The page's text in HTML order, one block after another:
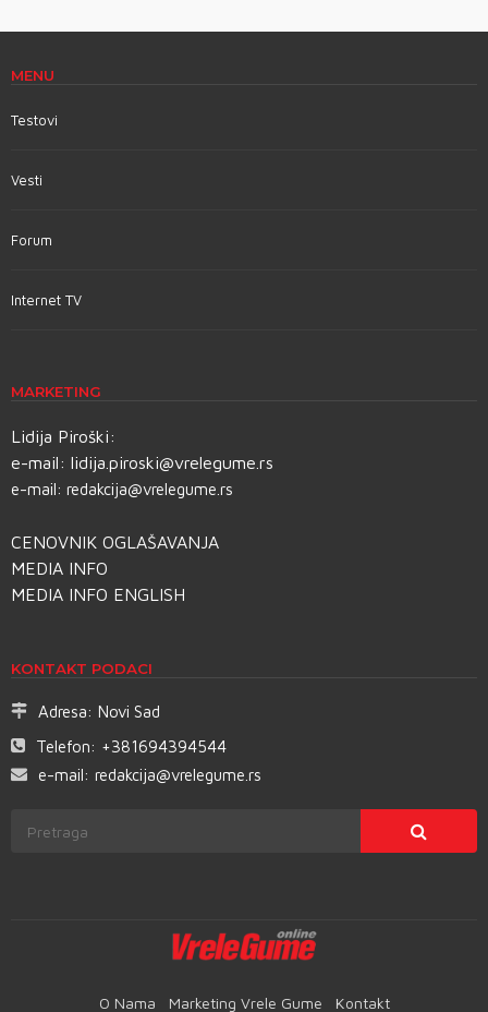
MENU
Testovi
Vesti
Forum
Internet TV
MARKETING
Lidija Piroški:
e-mail: lidija.piroski@vrelegume.rs
e-mail: redakcija@vrelegume.rs
CENOVNIK OGLAŠAVANJA
MEDIA INFO
MEDIA INFO ENGLISH
KONTAKT PODACI
Adresa: Novi Sad
Telefon: +381694394544
e-mail: redakcija@vrelegume.rs
O Nama Marketing Vrele Gume Kontakt